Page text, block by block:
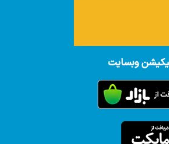
وبسایت